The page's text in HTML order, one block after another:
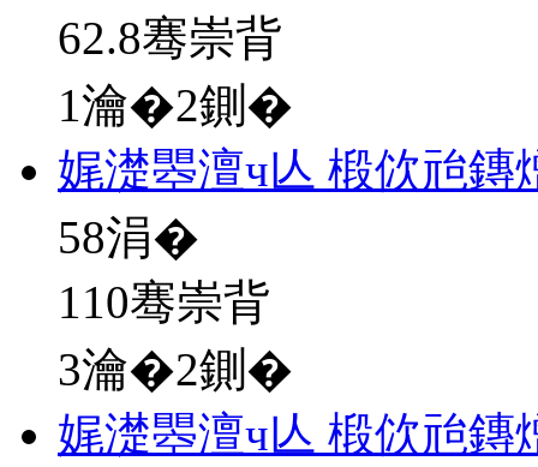
62.8骞崇背
1瀹�2鍘�
娓濋瞾澶ч亾 椴佽兘鏄
58涓�
110骞崇背
3瀹�2鍘�
娓濋瞾澶ч亾 椴佽兘鏄